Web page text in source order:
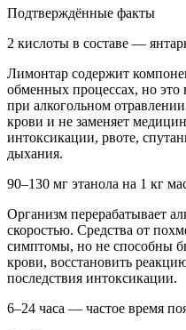
Подтверждённые факты
2 кислоты в составе —
Лимонтар содержит
обменных процессах, но это
при алкогольном
крови и не заменяет
интоксикации, рвоте,
дыхания.
90–130 мг этанола на 1 кг
Организм перерабатывает
скоростью. Средства от
симптомы, но не способны
крови, восстановить
последствия интоксикации.
6–24 часа — частое время